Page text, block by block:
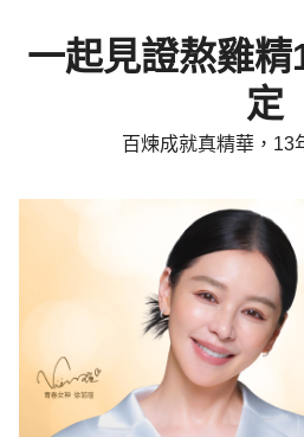
一起見證熬雞
定
百煉成就真精華，13